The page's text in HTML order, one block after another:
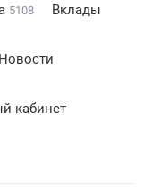
5108 Вклады
Новости
кабинет